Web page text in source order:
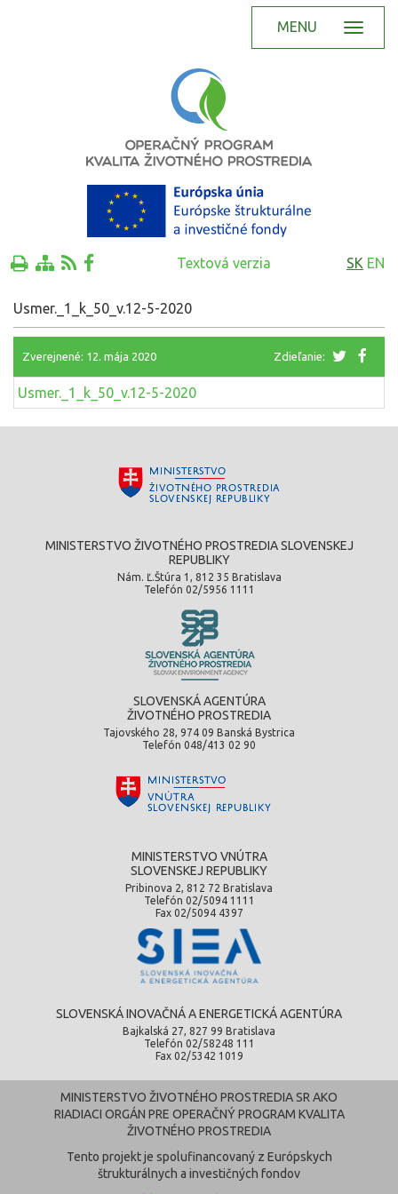
MENU
Textová verzia SK EN
Usmer._1_k_50_v.12-5-2020
Zverejnené: 12. mája 2020 Zdieľanie:
Usmer._1_k_50_v.12-5-2020
MINISTERSTVO ŽIVOTNÉHO PROSTREDIA SLOVENSKEJ
REPUBLIKY
Nám. Ľ.Štúra 1, 812 35 Bratislava
Telefón 02/5956 1111
SLOVENSKÁ AGENTÚRA
ŽIVOTNÉHO PROSTREDIA
Tajovského 28, 974 09 Banská Bystrica
Telefón 048/413 02 90
MINISTERSTVO VNÚTRA
SLOVENSKEJ REPUBLIKY
Pribinova 2, 812 72 Bratislava
Telefón 02/5094 1111
Fax 02/5094 4397
SLOVENSKÁ INOVAČNÁ A ENERGETICKÁ AGENTÚRA
Bajkalská 27, 827 99 Bratislava
Telefón 02/58248 111
Fax 02/5342 1019
MINISTERSTVO ŽIVOTNÉHO PROSTREDIA SR AKO
RIADIACI ORGÁN PRE OPERAČNÝ PROGRAM KVALITA
ŽIVOTNÉHO PROSTREDIA
Tento projekt je spolufinancovaný z Európskych
štrukturálnych a investičných fondov